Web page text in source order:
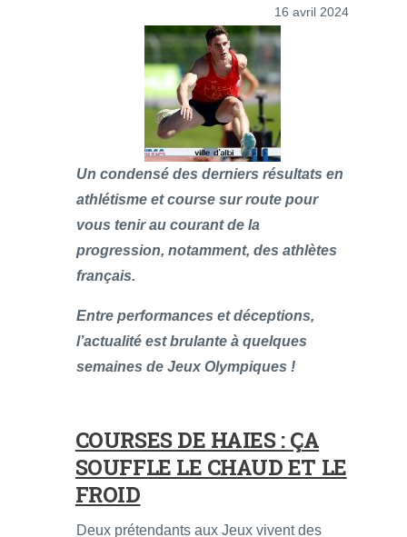
16 avril 2024
Un condensé des derniers résultats en
athlétisme et course sur route pour
vous tenir au courant de la
progression, notamment, des athlètes
français.
Entre performances et déceptions,
l’actualité est brulante à quelques
semaines de Jeux Olympiques !
COURSES DE HAIES : ÇA
SOUFFLE LE CHAUD ET LE
FROID
Deux prétendants aux Jeux vivent des